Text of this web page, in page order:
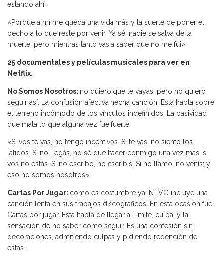
estando ahí.
«Porque a mí me queda una vida más y la suerte de poner el
pecho a lo que reste por venir. Ya sé, nadie se salva de la
muerte, pero mientras tanto vas a saber que no me fui».
25 documentales y películas musicales para ver en
Netflix.
No Somos Nosotros: no quiero que te vayas, pero no quiero
seguir así. La confusión afectiva hecha canción. Esta habla sobre
el terreno incómodo de los vínculos indefinidos. La pasividad
que mata lo que alguna vez fue fuerte.
«Si vos te vas, no tengo incentivos. Si te vas, no siento los
latidos. Si no llegás, no sé qué hacer conmigo una vez más, si
vos no estás. Si no escribo, no escribís; Si no llamo, no venís; y
eso no somos nosotros».
Cartas Por Jugar: como es costumbre ya, NTVG incluye una
canción lenta en sus trabajos discográficos. En esta ocasión fue
Cartas por jugar. Esta habla de llegar al límite, culpa, y la
sensación de no saber cómo seguir. Es una confesión sin
decoraciones, admitiendo culpas y pidiendo redención de
estas.